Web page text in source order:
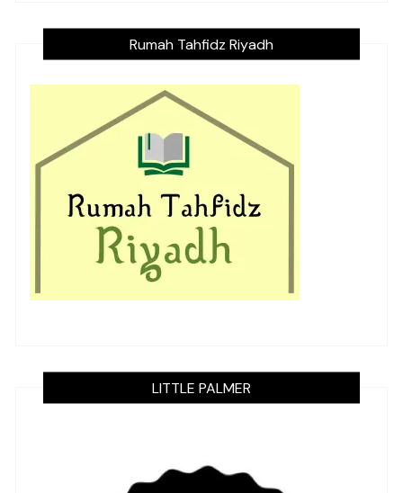
Rumah Tahfidz Riyadh
LITTLE PALMER